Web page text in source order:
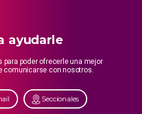
ayudarle
poder ofrecerle una mejor
comunicarse con nosotros.
Seccionales